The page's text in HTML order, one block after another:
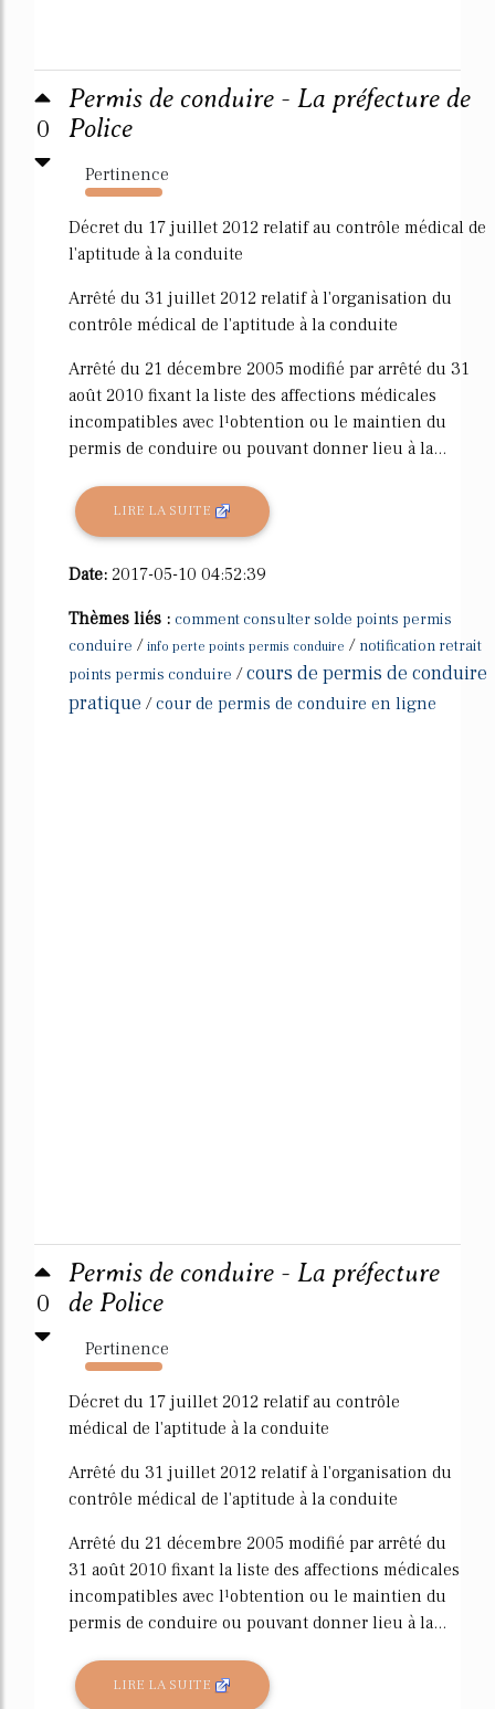
0
Permis de conduire - La préfecture de
Police
Pertinence
18189%
Décret du 17 juillet 2012 relatif au contrôle médical de
l'aptitude à la conduite
Arrêté du 31 juillet 2012 relatif à l'organisation du
contrôle médical de l'aptitude à la conduite
Arrêté du 21 décembre 2005 modifié par arrêté du 31
août 2010 fixant la liste des affections médicales
incompatibles avec l¹obtention ou le maintien du
permis de conduire ou pouvant donner lieu à la...
LIRE LA SUITE
Date: 2017-05-10 04:52:39
Thèmes liés : comment consulter solde points permis
conduire / info perte points permis conduire / notification retrait
points permis conduire /cours de permis de conduire
pratique /cour de permis de conduire en ligne
0
Permis de conduire - La préfecture
de Police
Pertinence
18189%
Décret du 17 juillet 2012 relatif au contrôle
médical de l'aptitude à la conduite
Arrêté du 31 juillet 2012 relatif à l'organisation du
contrôle médical de l'aptitude à la conduite
Arrêté du 21 décembre 2005 modifié par arrêté du
31 août 2010 fixant la liste des affections médicales
incompatibles avec l¹obtention ou le maintien du
permis de conduire ou pouvant donner lieu à la...
LIRE LA SUITE